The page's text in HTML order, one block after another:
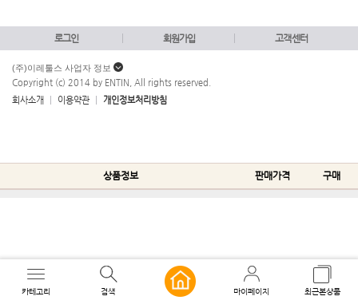
카테고리 검색 마이페이지 최근본상품
로그인 회원가입 고객센터
(주)이레툴스 사업자 정보
Copyright (c) 2014 by ENTIN, All rights reserved.
회사소개
이용약관 개인정보처리방침
상품정보 판매가격 구매